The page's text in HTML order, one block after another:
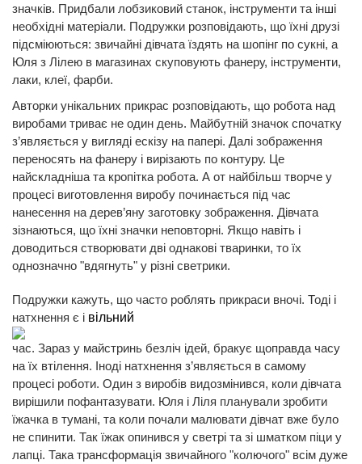
значків. Придбали лобзиковий станок, інструменти та інші
необхідні матеріали. Подружки розповідають, що їхні друзі
підсміюються: звичайні дівчата їздять на шопінг по сукні, а
Юля з Лілею в магазинах скуповують фанеру, інструменти,
лаки, клеї, фарби.
Авторки унікальних прикрас розповідають, що робота над
виробами триває не один день. Майбутній значок спочатку
з’являється у вигляді ескізу на папері. Далі зображення
переносять на фанеру і вирізають по контуру. Це
найскладніша та кропітка робота. А от найбільш творче у
процесі виготовлення виробу починається під час
нанесення на дерев’яну заготовку зображення. Дівчата
зізнаються, що їхні значки неповторні. Якщо навіть і
доводиться створювати дві однакові тваринки, то їх
однозначно "вдягнуть" у різні светрики.
Подружки кажуть, що часто роблять прикраси вночі. Тоді і
натхнення є і вільний
час. Зараз у майстринь безліч ідей, бракує щоправда часу
на їх втілення. Іноді натхнення з’являється в самому
процесі роботи. Один з виробів видозмінився, коли дівчата
вирішили пофантазувати. Юля і Ліля планували зробити
їжачка в тумані, та коли почали малювати дівчат вже було
не спинити. Так їжак опинився у светрі та зі шматком піци у
лапці. Така трансформація звичайного "колючого" всім дуже